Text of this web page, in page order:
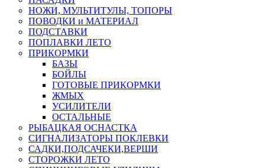
НОЖИ, МУЛЬТИТУЛЫ, ТОПОРЫ
ПОВОДКИ и МАТЕРИАЛ
ПОДСТАВКИ
ПОПЛАВКИ ЛЕТО
ПРИКОРМКИ
БАЗЫ
БОЙЛЫ
ГОТОВЫЕ ПРИКОРМКИ
ЖМЫХ
УСИЛИТЕЛИ
ОСТАЛЬНЫЕ
РЫБАЦКАЯ ОСНАСТКА
СИГНАЛИЗАТОРЫ ПОКЛЕВКИ
САДКИ,ПОДСАЧЕКИ,ВЕРШИ
СТОРОЖКИ ЛЕТО